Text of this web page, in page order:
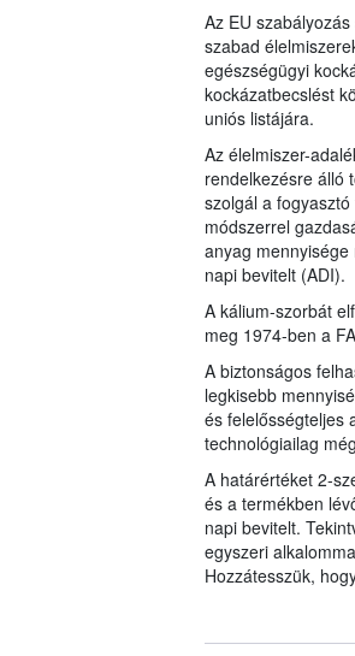
Az EU
szabad
egészségügyi
kockázatbecslést
uniós listájára.
Az élelmiszer-
rendelkezésre álló
szolgál a
módszerrel
anyag
napi bevitelt (ADI).
A kálium-szorbát
meg 1974-ben a
A biztonságos
legkisebb
és felelősségteljes
technológiailag
A határértéket 2-
és a termékben
napi bevitelt.
egyszeri
Hozzátesszük,